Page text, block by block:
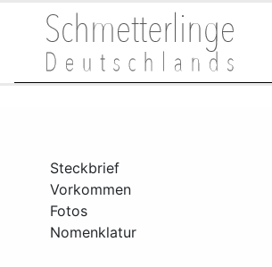
Steckbrief
Vorkommen
Fotos
Nomenklatur